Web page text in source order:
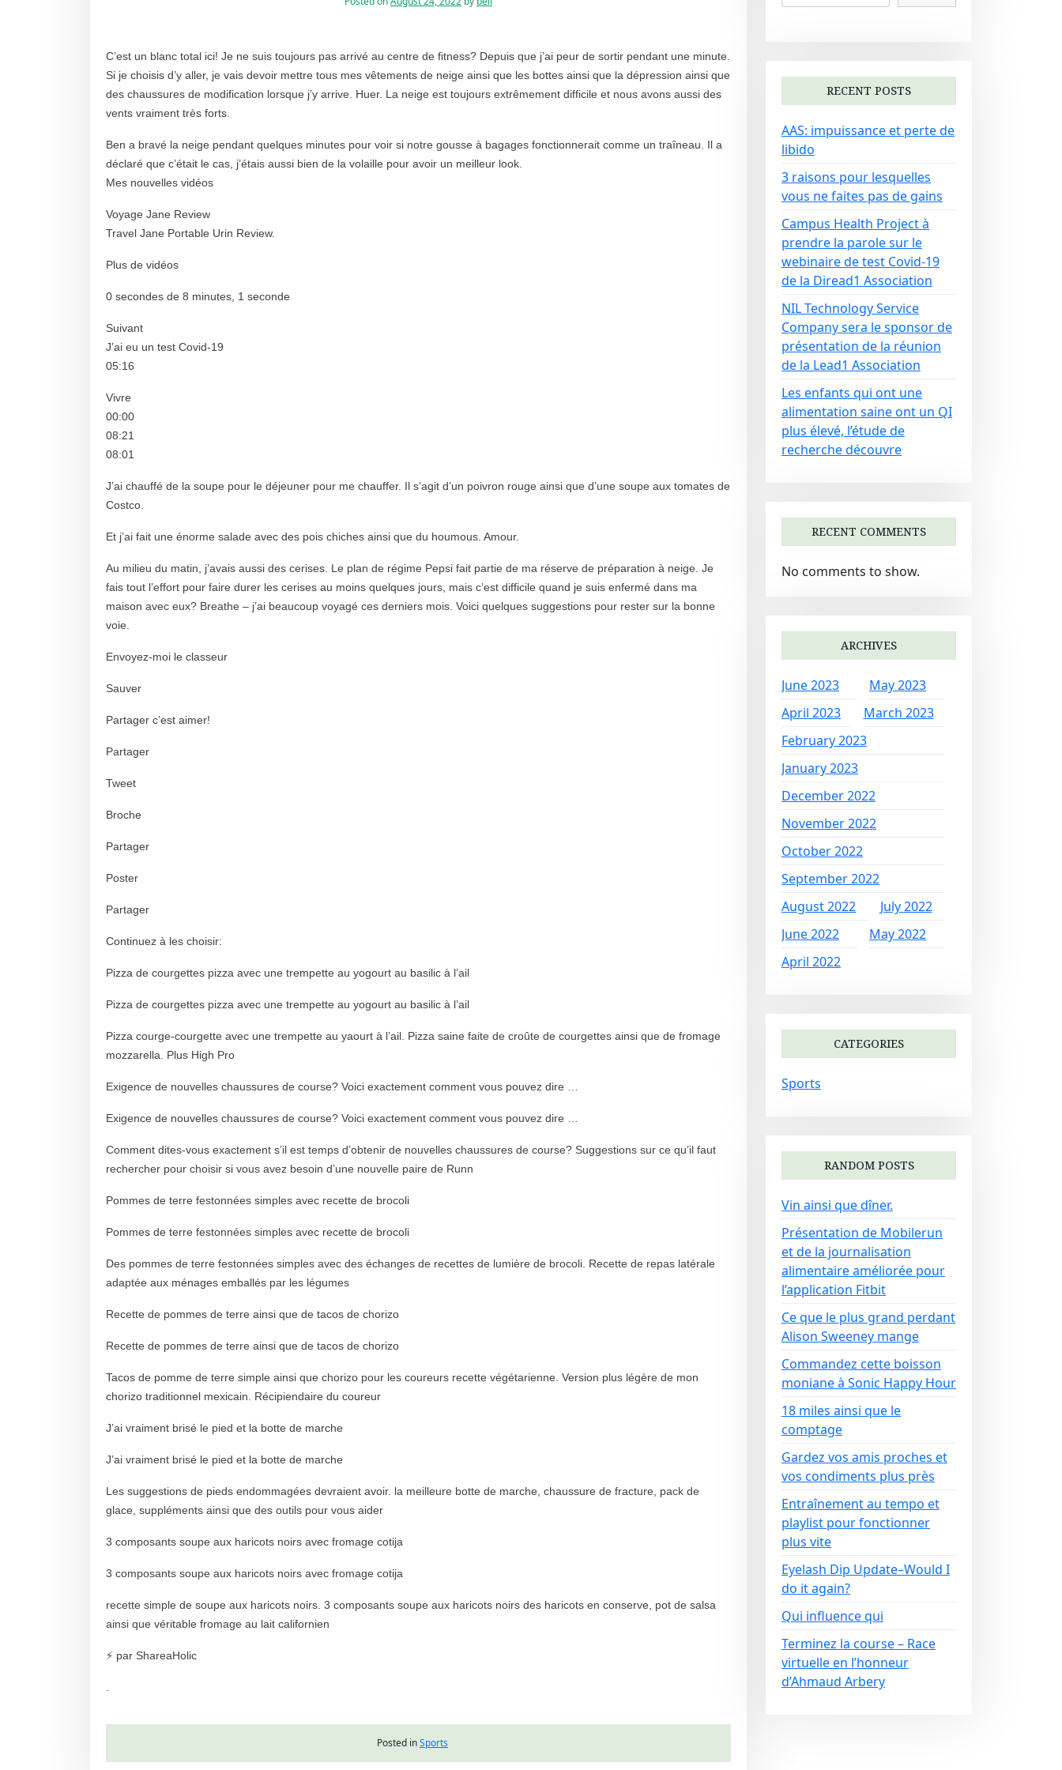
C’est un blanc total ici! Je ne suis toujours pas arrivé au centre de fitness? Depuis que j’ai peur de sortir pendant une minute.
Si je choisis d’y aller, je vais devoir mettre tous mes vêtements de neige ainsi que les bottes ainsi que la dépression ainsi que
des chaussures de modification lorsque j’y arrive. Huer. La neige est toujours extrêmement difficile et nous avons aussi des
vents vraiment très forts.
Ben a bravé la neige pendant quelques minutes pour voir si notre gousse à bagages fonctionnerait comme un traîneau. Il a
déclaré que c’était le cas, j’étais aussi bien de la volaille pour avoir un meilleur look.
Mes nouvelles vidéos
Voyage Jane Review
Travel Jane Portable Urin Review.
Plus de vidéos
0 secondes de 8 minutes, 1 seconde
Suivant
J’ai eu un test Covid-19
05:16
Vivre
00:00
08:21
08:01
J’ai chauffé de la soupe pour le déjeuner pour me chauffer. Il s’agit d’un poivron rouge ainsi que d’une soupe aux tomates de
Costco.
Et j’ai fait une énorme salade avec des pois chiches ainsi que du houmous. Amour.
Au milieu du matin, j’avais aussi des cerises. Le plan de régime Pepsi fait partie de ma réserve de préparation à neige. Je
fais tout l’effort pour faire durer les cerises au moins quelques jours, mais c’est difficile quand je suis enfermé dans ma
maison avec eux? Breathe – j’ai beaucoup voyagé ces derniers mois. Voici quelques suggestions pour rester sur la bonne
voie.
Envoyez-moi le classeur
Sauver
Partager c’est aimer!
Partager
Tweet
Broche
Partager
Poster
Partager
Continuez à les choisir:
Pizza de courgettes pizza avec une trempette au yogourt au basilic à l’ail
Pizza de courgettes pizza avec une trempette au yogourt au basilic à l’ail
Pizza courge-courgette avec une trempette au yaourt à l’ail. Pizza saine faite de croûte de courgettes ainsi que de fromage
mozzarella. Plus High Pro
Exigence de nouvelles chaussures de course? Voici exactement comment vous pouvez dire …
Exigence de nouvelles chaussures de course? Voici exactement comment vous pouvez dire …
Comment dites-vous exactement s’il est temps d’obtenir de nouvelles chaussures de course? Suggestions sur ce qu’il faut
rechercher pour choisir si vous avez besoin d’une nouvelle paire de Runn
Pommes de terre festonnées simples avec recette de brocoli
Pommes de terre festonnées simples avec recette de brocoli
Des pommes de terre festonnées simples avec des échanges de recettes de lumière de brocoli. Recette de repas latérale
adaptée aux ménages emballés par les légumes
Recette de pommes de terre ainsi que de tacos de chorizo
Recette de pommes de terre ainsi que de tacos de chorizo
Tacos de pomme de terre simple ainsi que chorizo ​​pour les coureurs recette végétarienne. Version plus légère de mon
chorizo ​​traditionnel mexicain. Récipiendaire du coureur
J’ai vraiment brisé le pied et la botte de marche
J’ai vraiment brisé le pied et la botte de marche
Les suggestions de pieds endommagées devraient avoir. la meilleure botte de marche, chaussure de fracture, pack de
glace, suppléments ainsi que des outils pour vous aider
3 composants soupe aux haricots noirs avec fromage cotija
3 composants soupe aux haricots noirs avec fromage cotija
recette simple de soupe aux haricots noirs. 3 composants soupe aux haricots noirs des haricots en conserve, pot de salsa
ainsi que véritable fromage au lait californien
⚡ par ShareaHolic
Posted inSports
RECENT POSTS
AAS: impuissance et perte de
libido
3 raisons pour lesquelles
vous ne faites pas de gains
Campus Health Project à
prendre la parole sur le
webinaire de test Covid-19
de la Diread1 Association
NIL Technology Service
Company sera le sponsor de
présentation de la réunion
de la Lead1 Association
Les enfants qui ont une
alimentation saine ont un QI
plus élevé, l’étude de
recherche découvre
RECENT COMMENTS
No comments to show.
ARCHIVES
June 2023
May 2023
April 2023
March 2023
February 2023
January 2023
December 2022
November 2022
October 2022
September 2022
August 2022
July 2022
June 2022
May 2022
April 2022
CATEGORIES
Sports
RANDOM POSTS
Vin ainsi que dîner.
Présentation de Mobilerun
et de la journalisation
alimentaire améliorée pour
l’application Fitbit
Ce que le plus grand perdant
Alison Sweeney mange
Commandez cette boisson
moniane à Sonic Happy Hour
18 miles ainsi que le
comptage
Gardez vos amis proches et
vos condiments plus près
Entraînement au tempo et
playlist pour fonctionner
plus vite
Eyelash Dip Update–Would I
do it again?
Qui influence qui
Terminez la course – Race
virtuelle en l’honneur
d’Ahmaud Arbery